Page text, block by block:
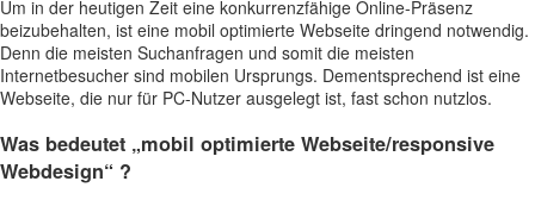
Um in der heutigen Zeit eine konkurrenzfähige Online-Präsenz
beizubehalten, ist eine mobil optimierte Webseite dringend notwendig.
Denn die meisten Suchanfragen und somit die meisten
Internetbesucher sind mobilen Ursprungs. Dementsprechend ist eine
Webseite, die nur für PC-Nutzer ausgelegt ist, fast schon nutzlos.
Was bedeutet „mobil optimierte Webseite/responsive
Webdesign“ ?